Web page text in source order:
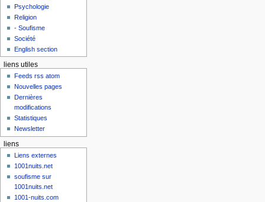
Psychologie
Religion
- Soufisme
Société
English section
liens utiles
Feeds rss atom
Nouvelles pages
Dernières
modifications
Statistiques
Newsletter
liens
Liens externes
1001nuits.net
soufisme sur
1001nuits.net
1001-nuits.com